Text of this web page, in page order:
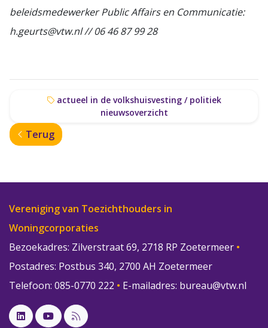
beleidsmedewerker Public Affairs en Communicatie:
h.geurts@vtw.nl // 06 46 87 99 28
actueel in de volkshuisvesting / politiek
nieuwsoverzicht
Terug
Vereniging van Toezichthouders in
Woningcorporaties
Bezoekadres: Zilverstraat 69, 2718 RP Zoetermeer •
Postadres: Postbus 340, 2700 AH Zoetermeer
Telefoon: 085-0770 222 • E-mailadres: bureau@vtw.nl